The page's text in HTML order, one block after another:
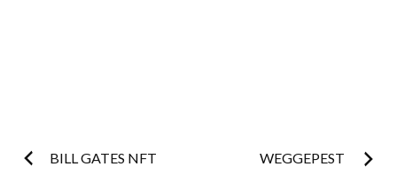
Post
BILL GATES NFT WEGGEPEST